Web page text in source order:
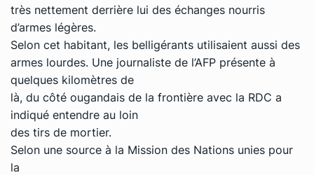
très nettement derrière lui des échanges nourris
d’armes légères.
Selon cet habitant, les belligérants utilisaient aussi des
armes lourdes. Une journaliste de l’AFP présente à
quelques kilomètres de
là, du côté ougandais de la frontière avec la RDC a
indiqué entendre au loin
des tirs de mortier.
Selon une source à la Mission des Nations unies pour
la